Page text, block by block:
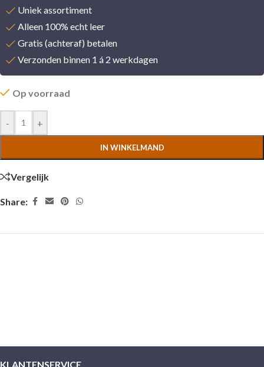
Uniek assortiment
Alleen 100% echt leer
Gratis (achteraf) betalen
Verzonden binnen 1 á 2 werkdagen
Op voorraad
- +
IN WINKELMAND
Vergelijk
Share:
KLANTENSERVICE